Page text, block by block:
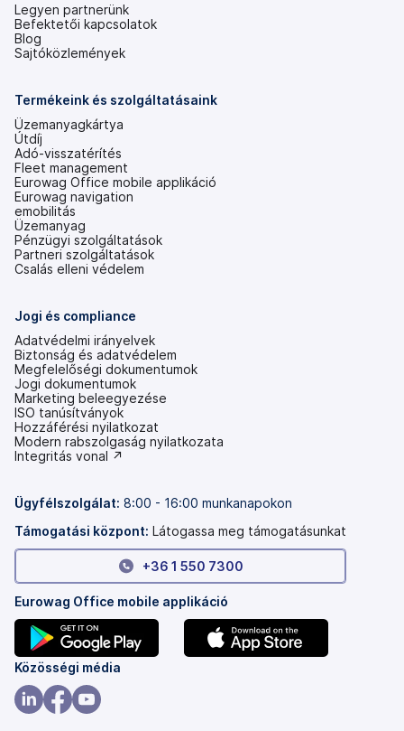
Legyen partnerünk
Befektetői kapcsolatok
(új
lapon
Blog
Sajtóközlemények
Termékeink és szolgáltatásaink
Üzemanyagkártya
Útdíj
Adó-visszatérítés
Fleet management
Eurowag Office mobile applikáció
Eurowag navigation
emobilitás
Üzemanyag
Pénzügyi szolgáltatások
Partneri szolgáltatások
Csalás elleni védelem
Jogi és compliance
Adatvédelmi irányelvek
Biztonság és adatvédelem
Megfelelőségi dokumentumok
Jogi dokumentumok
Marketing beleegyezése
ISO tanúsítványok
Hozzáférési nyilatkozat
(új
lapon
Modern rabszolgaság nyilatkozata
(új
meg)
Integritás vonal ↗
Ügyfélszolgálat: 8:00 - 16:00 munkanapokon
Támogatási központ: Látogassa meg támogatásunkat
+36 1 550 7300
Eurowag Office mobile applikáció
(új
lapon
nyílik
Közösségi média